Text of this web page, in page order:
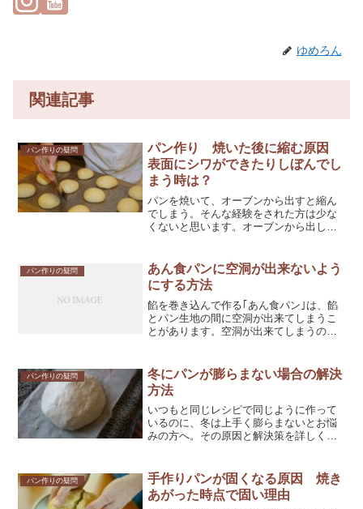
ゆめろん
関連記事
パン作りの疑問
パン作り 焼いた後に縮む原因
表面にシワができたりしぼんでし
まう時は？
パンを焼いて、オーブンから出すと縮ん
でしまう。そんな経験をされた方は少な
くないと思います。オーブンから出して
出来たりしぼんでしまったり。なぜその
ように縮んでしまうのでしょうか？詳し
く解説していきます。
パン作りの疑問
あん食パンに空洞が出来ないよう
にする方法
餡を巻き込んで作る｢あん食パン｣は、餡
とパン生地の間に空洞が出来てしまうこ
とがあります。空洞が出来てしまうのは
していきます。
パン作りの疑問
冬にパンが膨らまない場合の解決
方法
いつもと同じレシピで同じように作って
いるのに、冬は上手く膨らまないとお悩
みの方へ。その原因と解決策を詳しく解
パン作りの疑問
手作りパンが固くなる原因 焼き
あがった時点で固い理由